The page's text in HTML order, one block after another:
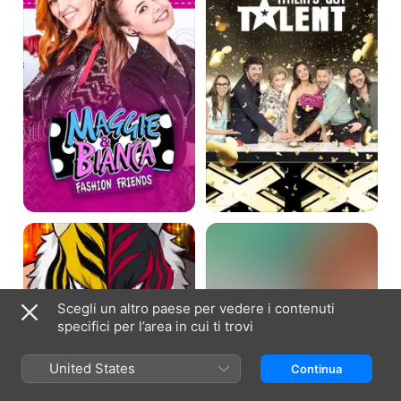
Tiger
Mask
W
La
Scegli un altro paese per vedere i contenuti
specifici per l’area in cui ti trovi
United States Continua